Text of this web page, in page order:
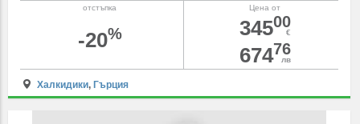
Цена от
34500
€
67476
лв
отстъпка
-20%
Халкидики, Гърция